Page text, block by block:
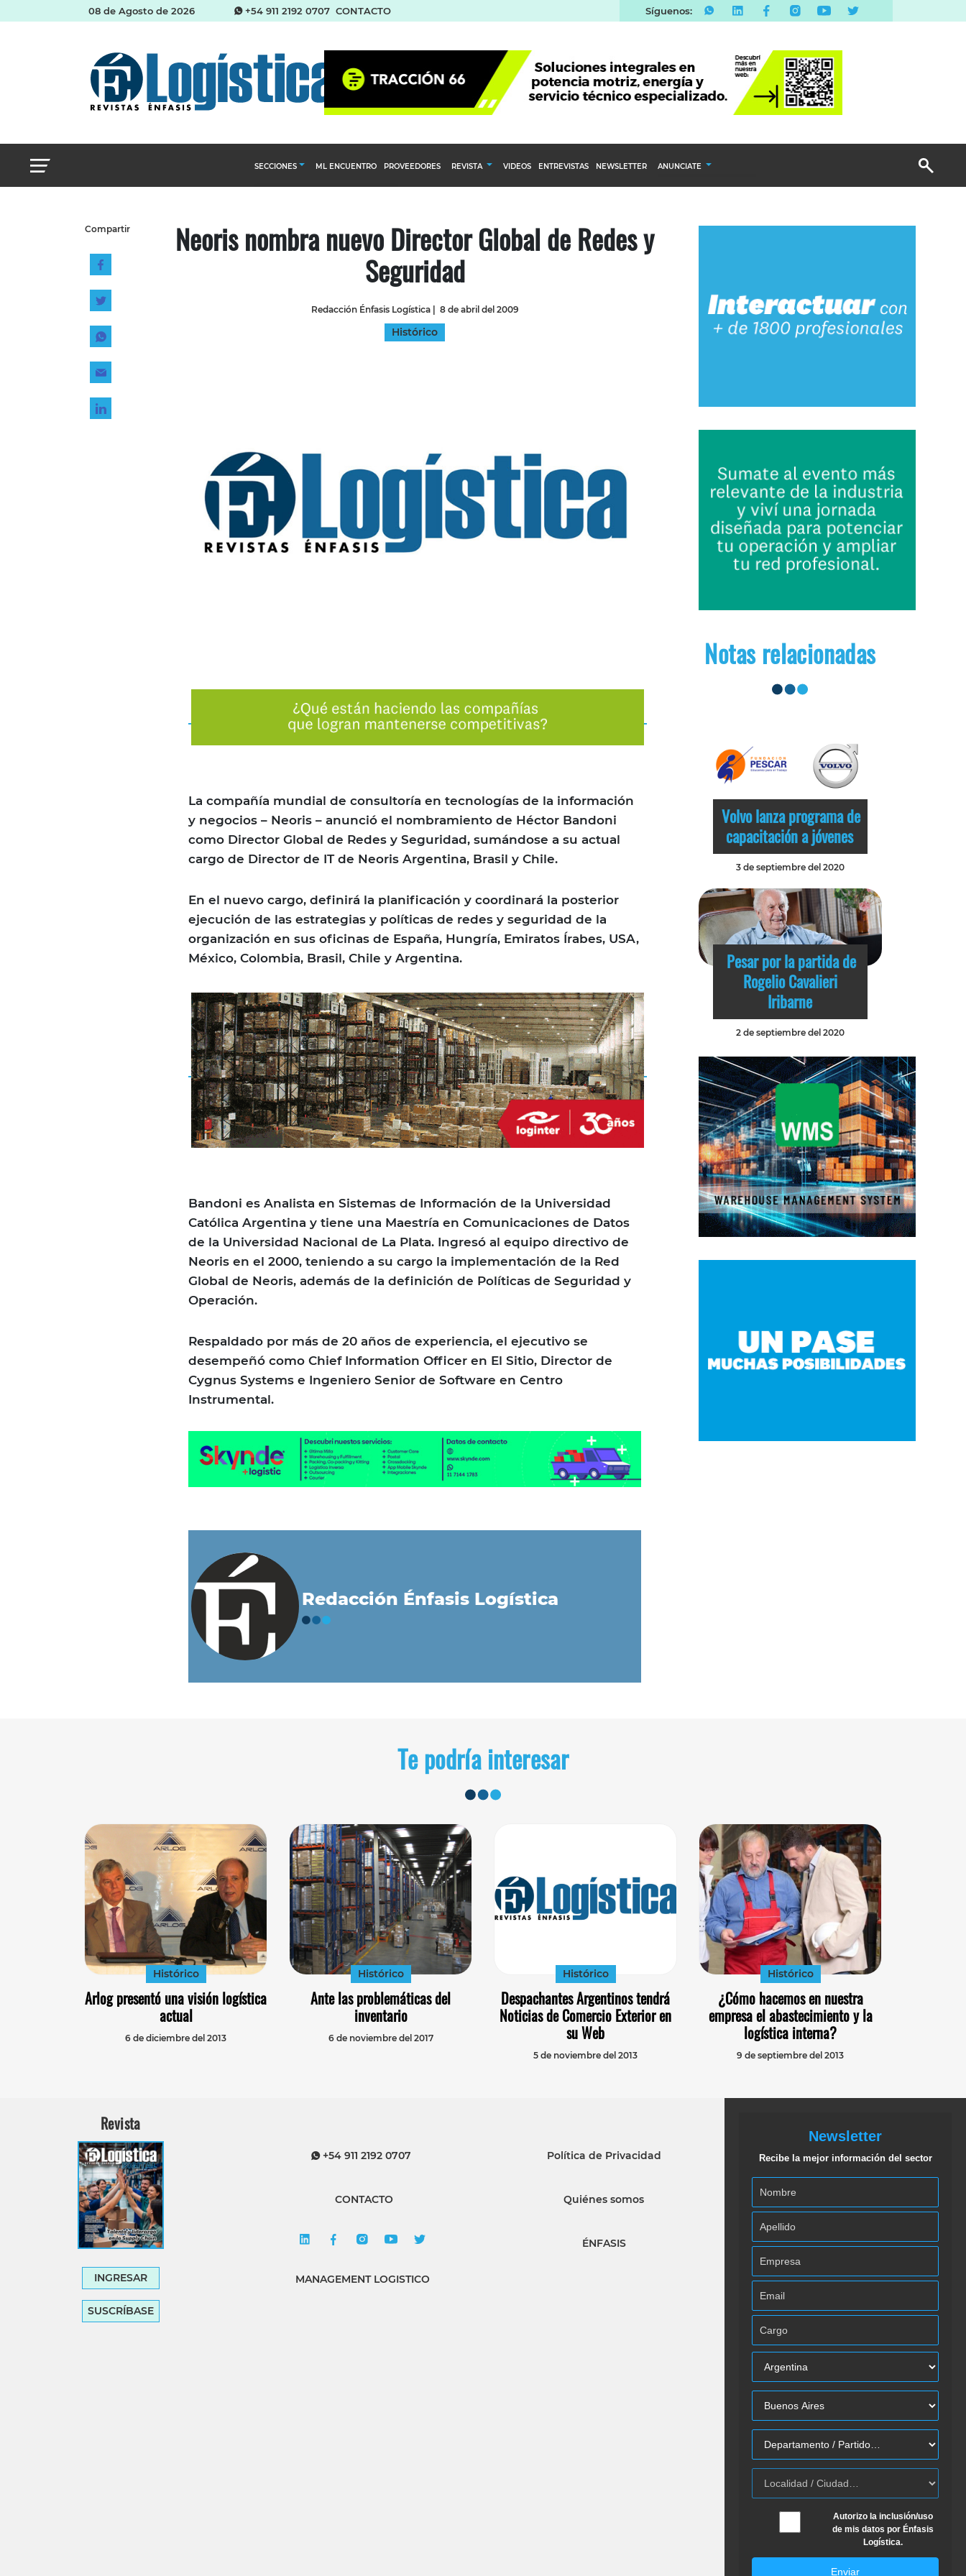
08 de Agosto de 2026 +54 911 2192 0707 CONTACTO Síguenos:
SECCIONES
Almacenes e inventarios
Cadena de Suministro del Agro
Management
ML ENCUENTRO PROVEEDORES REVISTA VIDEOS ENTREVISTAS NEWSLETTER ANUNCIATE
Email Marketing
Compartir Neoris nombra nuevo Director Global de Redes y
Seguridad
Redacción Énfasis Logística| 8 de abril del 2009
Histórico
La compañía mundial de consultoría en tecnologías de la información
y negocios – Neoris – anunció el nombramiento de Héctor Bandoni
como Director Global de Redes y Seguridad, sumándose a su actual
cargo de Director de IT de Neoris Argentina, Brasil y Chile.
En el nuevo cargo, definirá la planificación y coordinará la posterior
ejecución de las estrategias y políticas de redes y seguridad de la
organización en sus oficinas de España, Hungría, Emiratos Írabes, USA,
México, Colombia, Brasil, Chile y Argentina.
Bandoni es Analista en Sistemas de Información de la Universidad
Católica Argentina y tiene una Maestría en Comunicaciones de Datos
de la Universidad Nacional de La Plata. Ingresó al equipo directivo de
Neoris en el 2000, teniendo a su cargo la implementación de la Red
Global de Neoris, además de la definición de Políticas de Seguridad y
Operación.
Respaldado por más de 20 años de experiencia, el ejecutivo se
desempeñó como Chief Information Officer en El Sitio, Director de
Cygnus Systems e Ingeniero Senior de Software en Centro
Instrumental.
Redacción Énfasis Logística
Notas relacionadas
Volvo lanza programa de
capacitación a jóvenes
3 de septiembre del 2020
Pesar por la partida de
Rogelio Cavalieri
Iribarne
2 de septiembre del 2020
Te podría interesar
Histórico
Arlog presentó una visión logística
actual
6 de diciembre del 2013
Histórico
Ante las problemáticas del
inventario
6 de noviembre del 2017
Histórico
Despachantes Argentinos tendrá
Noticias de Comercio Exterior en
su Web
5 de noviembre del 2013
Histórico
¿Cómo hacemos en nuestra
empresa el abastecimiento y la
logística interna?
9 de septiembre del 2013
Revista
INGRESAR
SUSCRÍBASE
+54 911 2192 0707
CONTACTO
MANAGEMENT LOGISTICO
Política de Privacidad
Quiénes somos
ÉNFASIS
Newsletter
Recibe la mejor información del sector
Autorizo la inclusión/uso
de mis datos por Énfasis
Logística.
Enviar